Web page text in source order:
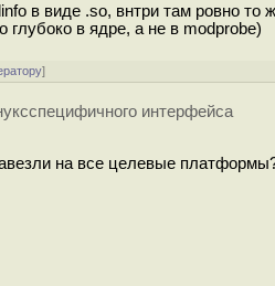
в виде .so, внтри там ровно то
глубоко в ядре, а не в modprobe)
]
интерфейса
на все целевые